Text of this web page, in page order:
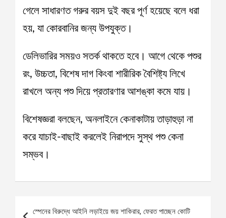
গেলে সাধারণত গরুর বয়স দুই বছর পূর্ণ হয়েছে বলে ধরা
হয়, যা কোরবানির জন্য উপযুক্ত।
ডেলিভারির সময়ও সতর্ক থাকতে হবে। আগে থেকে পশুর
রং, উচ্চতা, বিশেষ দাগ কিংবা শারীরিক বৈশিষ্ট্য লিখে
রাখলে অন্য পশু দিয়ে প্রতারণার আশঙ্কা কমে যায়।
বিশেষজ্ঞরা বলছেন, অনলাইনে কেনাকাটায় তাড়াহুড়া না
করে যাচাই-বাছাই করলেই নিরাপদে সুস্থ পশু কেনা
সম্ভব।
স্পেনের বিরুদ্ধে আইনি লড়াইয়ে জয় শাকিরার, ফেরত পাচ্ছেন কোটি